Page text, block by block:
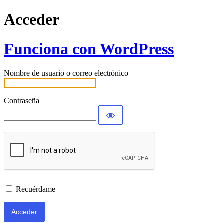
Acceder
Funciona con WordPress
Nombre de usuario o correo electrónico
Contraseña
Recuérdame